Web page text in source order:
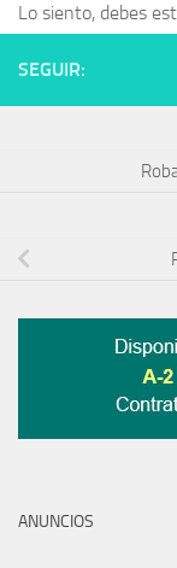
Lo siento, debes
SEGUIR:
ANUNCIOS